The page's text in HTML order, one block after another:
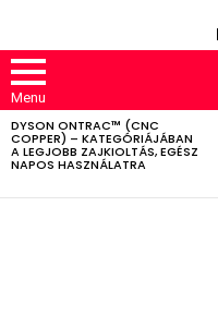
Menu
LATEST
STORIES
DYSON ONTRAC™ (CNC
COPPER) – KATEGÓRIÁJÁBAN
A LEGJOBB ZAJKIOLTÁS, EGÉSZ
NAPOS HASZNÁLATRA